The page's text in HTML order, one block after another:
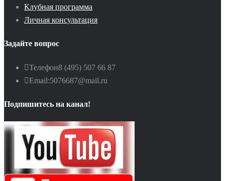
Клубная программа
Личная консультация
Задайте вопрос
Телефон8 (495) 507 66 87
Email:5076687@mail.ru
Подпишитесь на канал!